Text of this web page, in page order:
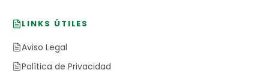
LINKS ÚTILES
Aviso Legal
Política de Privacidad